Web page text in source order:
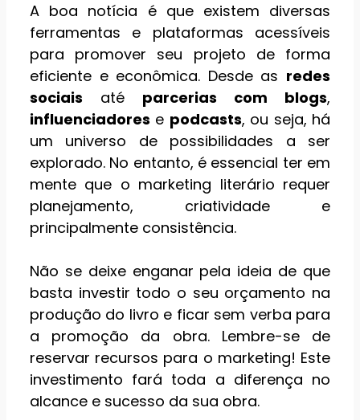
A boa notícia é que existem diversas
ferramentas e plataformas acessíveis
para promover seu projeto de forma
eficiente e econômica. Desde as redes
sociais até parcerias com blogs,
influenciadores e podcasts, ou seja, há
um universo de possibilidades a ser
explorado. No entanto, é essencial ter em
mente que o marketing literário requer
planejamento, criatividade e
principalmente consistência.
Não se deixe enganar pela ideia de que
basta investir todo o seu orçamento na
produção do livro e ficar sem verba para
a promoção da obra. Lembre-se de
reservar recursos para o marketing! Este
investimento fará toda a diferença no
alcance e sucesso da sua obra.